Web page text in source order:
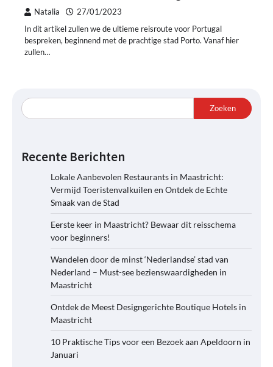
Natalia 27/01/2023
In dit artikel zullen we de ultieme reisroute voor Portugal
bespreken, beginnend met de prachtige stad Porto. Vanaf hier
zullen…
Zoeken
Recente Berichten
Lokale Aanbevolen Restaurants in Maastricht:
Vermijd Toeristenvalkuilen en Ontdek de Echte
Smaak van de Stad
Eerste keer in Maastricht? Bewaar dit reisschema
voor beginners!
Wandelen door de minst ‘Nederlandse’ stad van
Nederland – Must-see bezienswaardigheden in
Maastricht
Ontdek de Meest Designgerichte Boutique Hotels in
Maastricht
10 Praktische Tips voor een Bezoek aan Apeldoorn in
Januari